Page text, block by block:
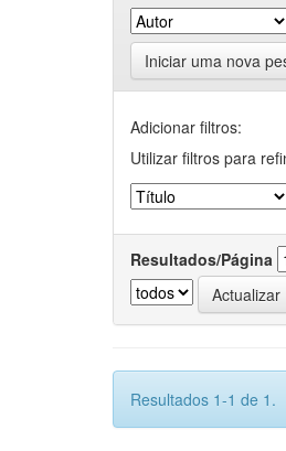
Iniciar uma nova
Adicionar filtros:
Utilizar filtros para
Resultados/Página
Resultados 1-1 de 1.